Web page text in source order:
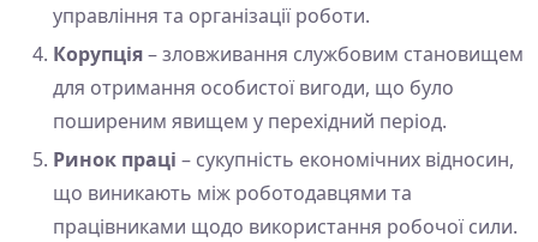
управління та організації роботи.
Корупція– зловживання службовим становищем
для отримання особистої вигоди, що було
поширеним явищем у перехідний період.
Ринок праці – сукупність економічних відносин,
що виникають між роботодавцями та
працівниками щодо використання робочої сили.